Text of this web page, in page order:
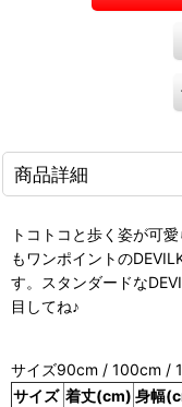
商品詳細
トコトコと歩く姿が可
もワンポイントの
す。スタンダードな
目してね♪
サイズ90cm / 100cm /
サイズ 着丈(cm) 身幅